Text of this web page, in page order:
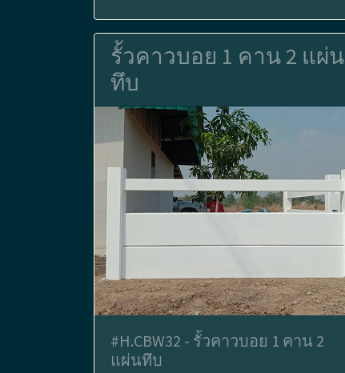
รั้วคาวบอย 1 คาน 2 แผ่น
ทึบ
#H.CBW32 - รั้วคาวบอย 1 คาน 2
แผ่นทึบ